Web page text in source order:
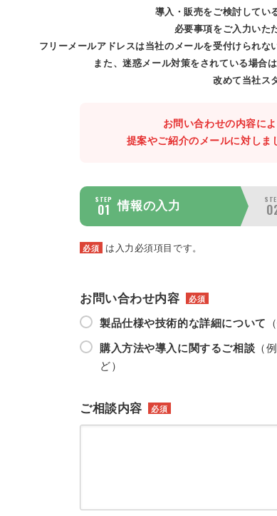
導入・販売をご検討してい
必要事項をご入力いた
フリーメールアドレスは当社のメールを受付けられな
また、迷惑メール対策をされている場合
改めて当社ス
お問い合わせの内容に
提案やご紹介のメールに対しま
STEP
01 情報の入力
必須 は入力必須項目です。
お問い合わせ内容 必須
製品仕様や技術的な詳細について
購入方法や導入に関するご相談 （
ど）
ご相談内容 必須